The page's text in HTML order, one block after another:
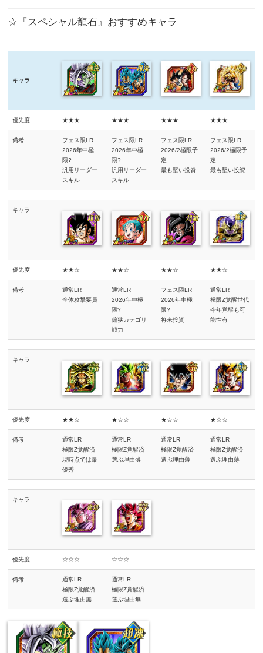
☆『スペシャル龍石』おすすめキャラ
キャラ
優先度 ★★★ ★★★ ★★★ ★★★
備考
フェス限LR
2026年中極
限?
汎用リーダー
スキル
フェス限LR
2026年中極
限?
汎用リーダー
スキル
フェス限LR
2026/2極限予
定
最も堅い投資
フェス限LR
2026/2極限予
定
最も堅い投資
キャラ
優先度 ★★☆ ★★☆ ★★☆ ★★☆
備考
通常LR
全体攻撃要員
通常LR
2026年中極
限?
偏狭カテゴリ
戦力
フェス限LR
2026年中極
限?
将来投資
通常LR
極限Z覚醒世代
今年覚醒も可
能性有
キャラ
優先度 ★★☆ ★☆☆ ★☆☆ ★☆☆
備考
通常LR
極限Z覚醒済
現時点では最
優秀
通常LR
極限Z覚醒済
選ぶ理由薄
通常LR
極限Z覚醒済
選ぶ理由薄
通常LR
極限Z覚醒済
選ぶ理由薄
キャラ
優先度 ☆☆☆ ☆☆☆
備考
通常LR
極限Z覚醒済
選ぶ理由無
通常LR
極限Z覚醒済
選ぶ理由無